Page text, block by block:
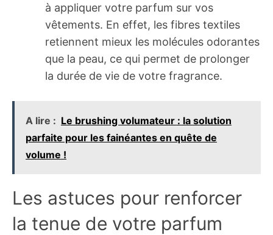
à appliquer votre parfum sur vos
vêtements. En effet, les fibres textiles
retiennent mieux les molécules odorantes
que la peau, ce qui permet de prolonger
la durée de vie de votre fragrance.
A lire : Le brushing volumateur : la solution
parfaite pour les fainéantes en quête de
volume !
Les astuces pour renforcer
la tenue de votre parfum